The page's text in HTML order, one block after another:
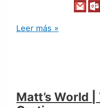
Leer más »
Matt’s World |